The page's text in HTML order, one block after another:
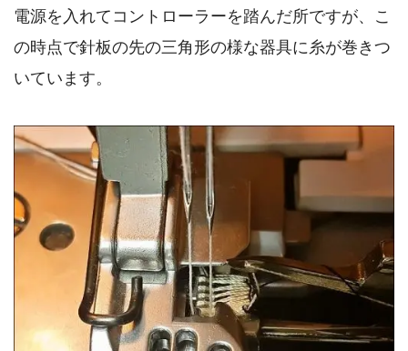
電源を入れてコントローラーを踏んだ所ですが、こ
の時点で針板の先の三角形の様な器具に糸が巻きつ
いています。